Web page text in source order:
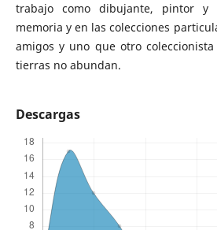
trabajo como dibujante, pintor y
memoria y en las colecciones
amigos y uno que otro
tierras no abundan.
Descargas